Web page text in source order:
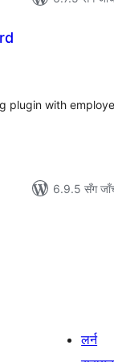
plugin with
6.9.5 सँग
लर्न